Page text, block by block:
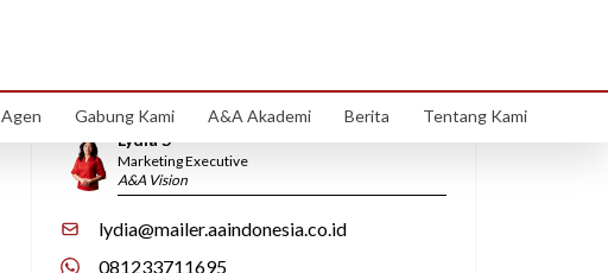
Agen Gabung Kami A&A Akademi Berita Tentang Kami
Hubungi Kami
Lydia S
Marketing Executive
A&A Vision
lydia@mailer.aaindonesia.co.id
081233711695